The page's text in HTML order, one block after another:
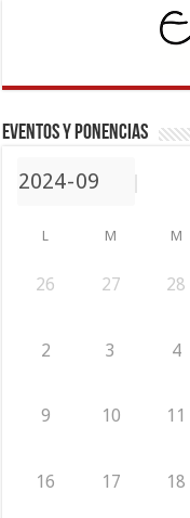
Eventos y ponencias
L M M
26 27 28
2 3 4
9 10 11
16 17 18